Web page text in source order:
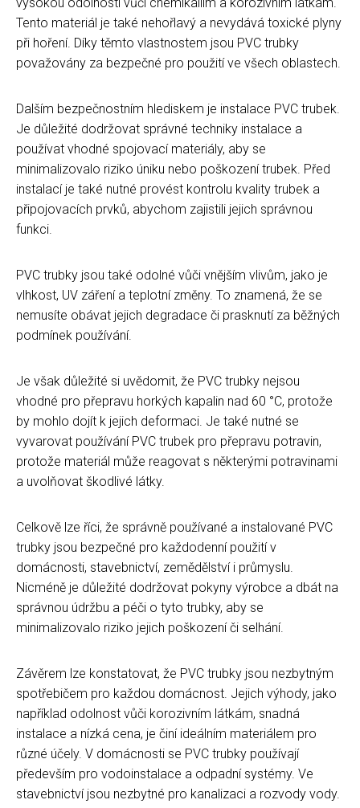
Tento materiál je také nehořlavý a nevydává toxické plyny
při hoření. Díky těmto vlastnostem jsou PVC trubky
považovány za bezpečné pro použití ve všech oblastech.
Dalším bezpečnostním hlediskem je instalace PVC trubek.
Je důležité dodržovat správné techniky instalace a
používat vhodné spojovací materiály, aby se
minimalizovalo riziko úniku nebo poškození trubek. Před
instalací je také nutné provést kontrolu kvality trubek a
připojovacích prvků, abychom zajistili jejich správnou
funkci.
PVC trubky jsou také odolné vůči vnějším vlivům, jako je
vlhkost, UV záření a teplotní změny. To znamená, že se
nemusíte obávat jejich degradace či prasknutí za běžných
podmínek používání.
Je však důležité si uvědomit, že PVC trubky nejsou
vhodné pro přepravu horkých kapalin nad 60 °C, protože
by mohlo dojít k jejich deformaci. Je také nutné se
vyvarovat používání PVC trubek pro přepravu potravin,
protože materiál může reagovat s některými potravinami
a uvolňovat škodlivé látky.
Celkově lze říci, že správně používané a instalované PVC
trubky jsou bezpečné pro každodenní použití v
domácnosti, stavebnictví, zemědělství i průmyslu.
Nicméně je důležité dodržovat pokyny výrobce a dbát na
správnou údržbu a péči o tyto trubky, aby se
minimalizovalo riziko jejich poškození či selhání.
Závěrem lze konstatovat, že PVC trubky jsou nezbytným
spotřebičem pro každou domácnost. Jejich výhody, jako
například odolnost vůči korozivním látkám, snadná
instalace a nízká cena, je činí ideálním materiálem pro
různé účely. V domácnosti se PVC trubky používají
především pro vodoinstalace a odpadní systémy. Ve
stavebnictví jsou nezbytné pro kanalizaci a rozvody vody.